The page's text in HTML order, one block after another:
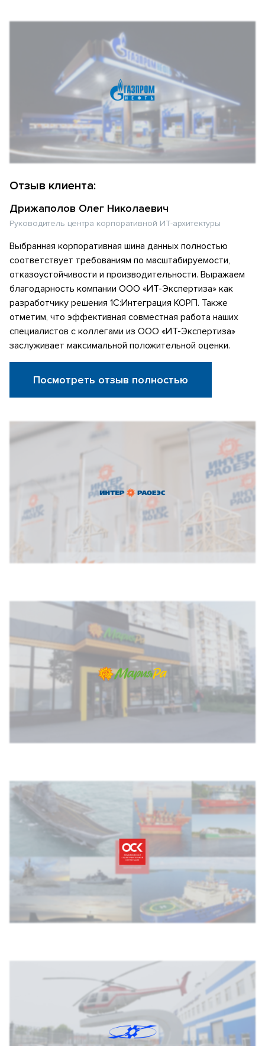
Отзыв клиента:
Дрижаполов Олег Николаевич
Руководитель центра корпоративной ИТ-архитектуры
Выбранная корпоративная шина данных полностью
соответствует требованиям по масштабируемости,
отказоустойчивости и производительности. Выражаем
благодарность компании ООО «ИТ-Экспертиза» как
разработчику решения 1С:Интеграция КОРП. Также
отметим, что эффективная совместная работа наших
специалистов с коллегами из ООО «ИТ-Экспертиза»
заслуживает максимальной положительной оценки.
Посмотреть отзыв полностью